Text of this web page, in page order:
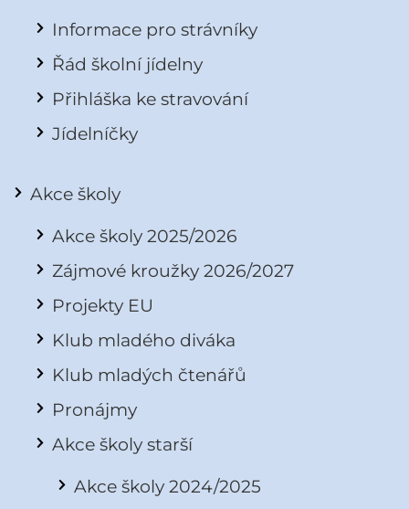
Informace pro strávníky
Řád školní jídelny
Přihláška ke stravování
Jídelníčky
Akce školy
Akce školy 2025/2026
Zájmové kroužky 2026/2027
Projekty EU
Klub mladého diváka
Klub mladých čtenářů
Pronájmy
Akce školy starší
Akce školy 2024/2025